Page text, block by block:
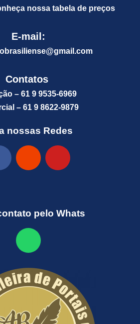
nossa tabela de preços
E-mail:
ail.com
Contatos
– 61 9 9535-6969
– 61 9 8622-9879
nossas Redes
pelo Whats